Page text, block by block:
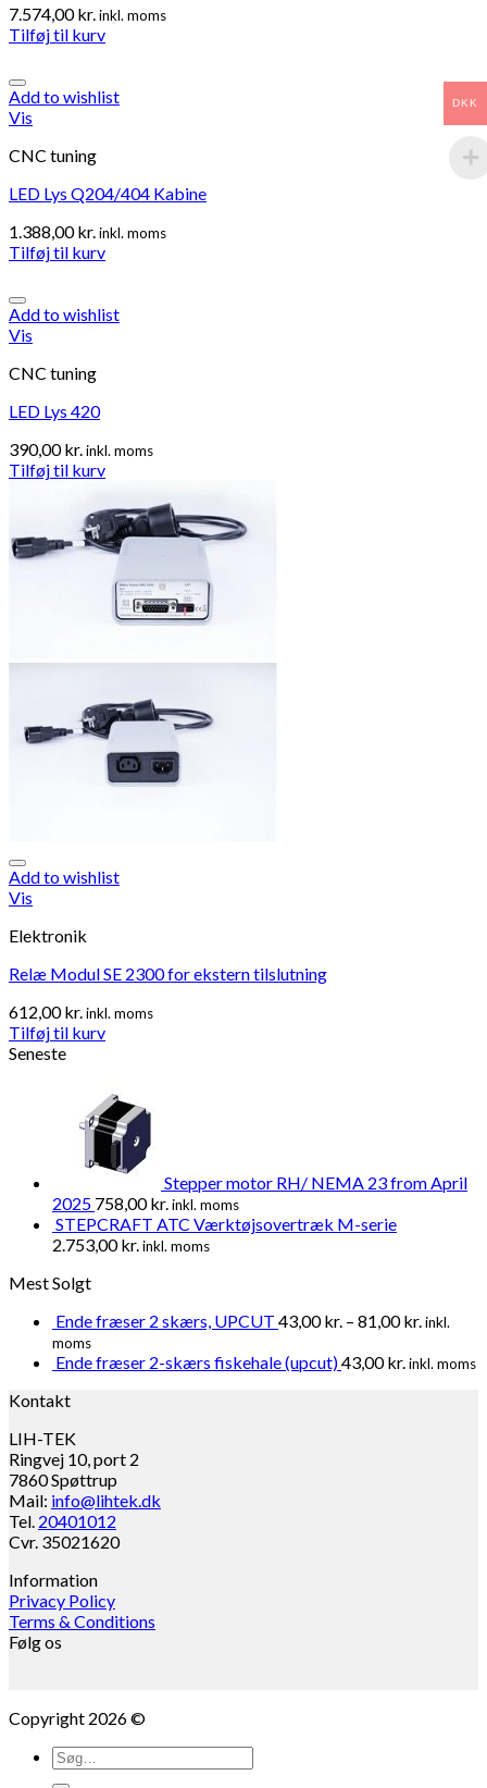
7.574,00kr.inkl. moms
Tilføj til kurv
Add to wishlist
Vis
CNC tuning
LED Lys Q204/404 Kabine
1.388,00kr.inkl. moms
Tilføj til kurv
Add to wishlist
Vis
CNC tuning
LED Lys 420
390,00kr.inkl. moms
Tilføj til kurv
Add to wishlist
Vis
Elektronik
Relæ Modul SE 2300 for ekstern tilslutning
612,00kr.inkl. moms
Tilføj til kurv
Seneste
Stepper motor RH/ NEMA 23 from April
2025 758,00kr.inkl. moms
STEPCRAFT ATC Værktøjsovertræk M-serie
2.753,00kr.inkl. moms
Mest Solgt
Ende fræser 2 skærs, UPCUT 43,00kr. – 81,00kr.inkl.
moms
Ende fræser 2-skærs fiskehale (upcut)43,00kr.inkl. moms
Kontakt
LIH-TEK
Ringvej 10, port 2
7860 Spøttrup
Mail: info@lihtek.dk
Tel. 20401012
Cvr. 35021620
Information
Privacy Policy
Terms & Conditions
Følg os
Copyright 2026 ©
Søg
efter:
DKK